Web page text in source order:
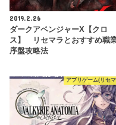
2019.2.26
ダークアベンジャーX【クロ
ス】 リセマラとおすすめ職
序盤攻略法
アプリゲーム(リセ